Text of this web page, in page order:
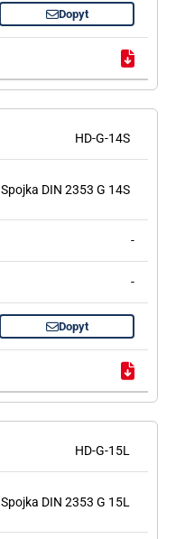
Dopyt
HD-G-14S
Spojka DIN 2353 G 14S
-
-
Dopyt
HD-G-15L
Spojka DIN 2353 G 15L